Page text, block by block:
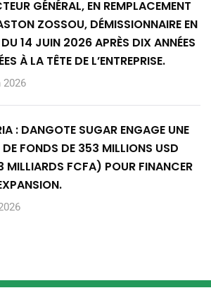
GÉNÉRAL, EN REMPLACEMENT
ZOSSOU, DÉMISSIONNAIRE EN
14 JUIN 2026 APRÈS DIX ANNÉES
À LA TÊTE DE L’ENTREPRISE.
2026
: DANGOTE SUGAR ENGAGE UNE
DE FONDS DE 353 MILLIONS USD
MILLIARDS FCFA) POUR FINANCER